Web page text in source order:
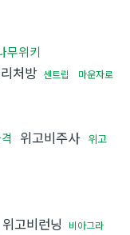
무위키
처방 센트립
마운자로
위고비주사 위고
위고비런닝
비아그라